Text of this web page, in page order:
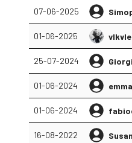
07-06-2025
01-06-2025
25-07-2024
01-06-2024
01-06-2024
16-08-2022